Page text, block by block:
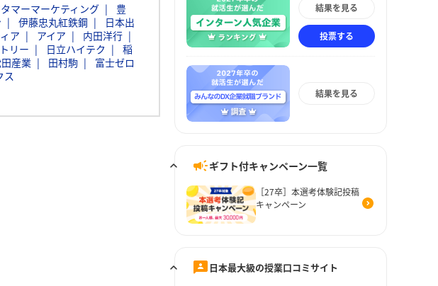
マーマーケティング
豊
伊藤忠丸紅鉄鋼
日本出
ア アイア
内田洋行
リー 日立ハイテク
稲
産業 田村駒
富士ゼロ
ス
結果を見る
投票する
結果を見る
ギフト付キャンペーン一覧
［27卒］本選考体験記投稿
キャンペーン
日本最大級の授業口コミサイト